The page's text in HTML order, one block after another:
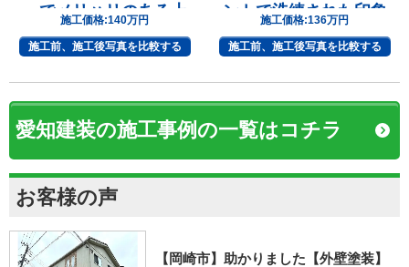
ーでメリハリのある上
質な住まいへ
施工価格:140万円
施工前、施工後写真を比較する
ントで洗練された印象
へ
施工価格:136万円
施工前、施工後写真を比較する
愛知建装の施工事例の一覧はコチラ
お客様の声
【岡崎市】助かりました【外壁塗装】